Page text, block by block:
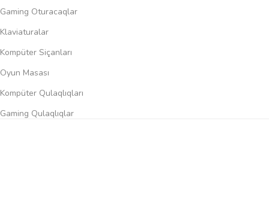
Gaming Oturacaqlar
Klaviaturalar
Kompüter Siçanları
Oyun Masası
Kompüter Qulaqlıqları
Gaming Qulaqlıqlar